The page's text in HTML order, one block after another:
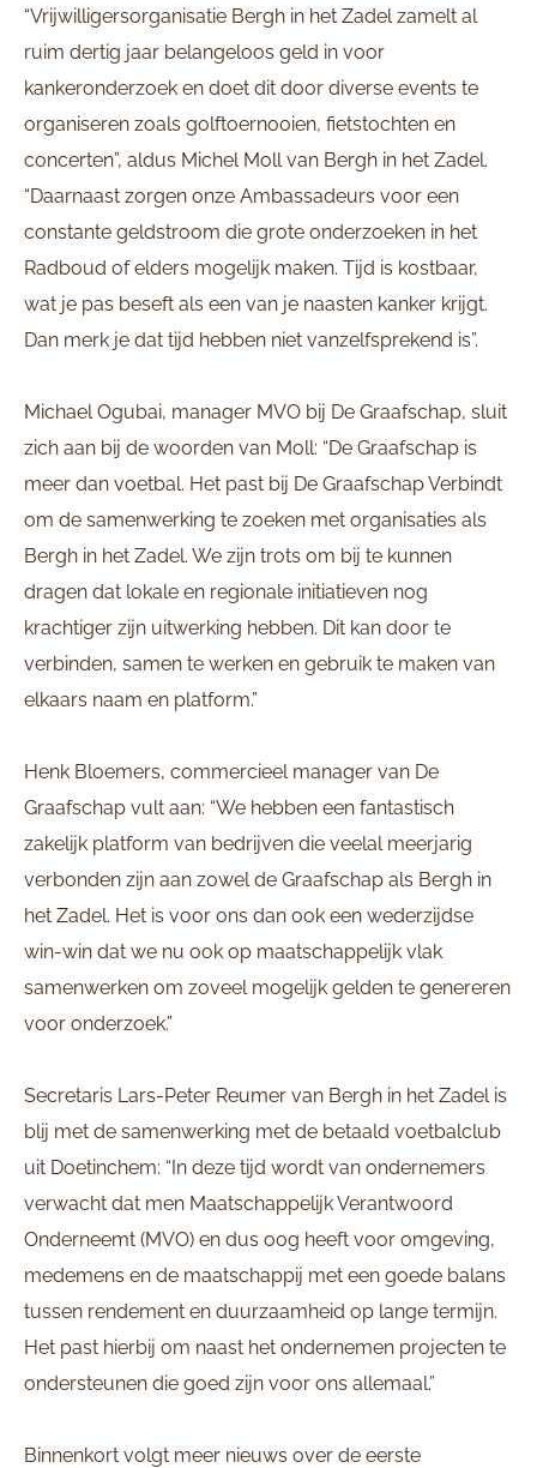
“Vrijwilligersorganisatie Bergh in het Zadel zamelt al
ruim dertig jaar belangeloos geld in voor
kankeronderzoek en doet dit door diverse events te
organiseren zoals golftoernooien, fietstochten en
concerten”, aldus Michel Moll van Bergh in het Zadel.
“Daarnaast zorgen onze Ambassadeurs voor een
constante geldstroom die grote onderzoeken in het
Radboud of elders mogelijk maken. Tijd is kostbaar,
wat je pas beseft als een van je naasten kanker krijgt.
Dan merk je dat tijd hebben niet vanzelfsprekend is”.
Michael Ogubai, manager MVO bij De Graafschap, sluit
zich aan bij de woorden van Moll: “De Graafschap is
meer dan voetbal. Het past bij De Graafschap Verbindt
om de samenwerking te zoeken met organisaties als
Bergh in het Zadel. We zijn trots om bij te kunnen
dragen dat lokale en regionale initiatieven nog
krachtiger zijn uitwerking hebben. Dit kan door te
verbinden, samen te werken en gebruik te maken van
elkaars naam en platform.”
Henk Bloemers, commercieel manager van De
Graafschap vult aan: “We hebben een fantastisch
zakelijk platform van bedrijven die veelal meerjarig
verbonden zijn aan zowel de Graafschap als Bergh in
het Zadel. Het is voor ons dan ook een wederzijdse
win-win dat we nu ook op maatschappelijk vlak
samenwerken om zoveel mogelijk gelden te genereren
voor onderzoek.”
Secretaris Lars-Peter Reumer van Bergh in het Zadel is
blij met de samenwerking met de betaald voetbalclub
uit Doetinchem: “In deze tijd wordt van ondernemers
verwacht dat men Maatschappelijk Verantwoord
Onderneemt (MVO) en dus oog heeft voor omgeving,
medemens en de maatschappij met een goede balans
tussen rendement en duurzaamheid op lange termijn.
Het past hierbij om naast het ondernemen projecten te
ondersteunen die goed zijn voor ons allemaal.”
Binnenkort volgt meer nieuws over de eerste